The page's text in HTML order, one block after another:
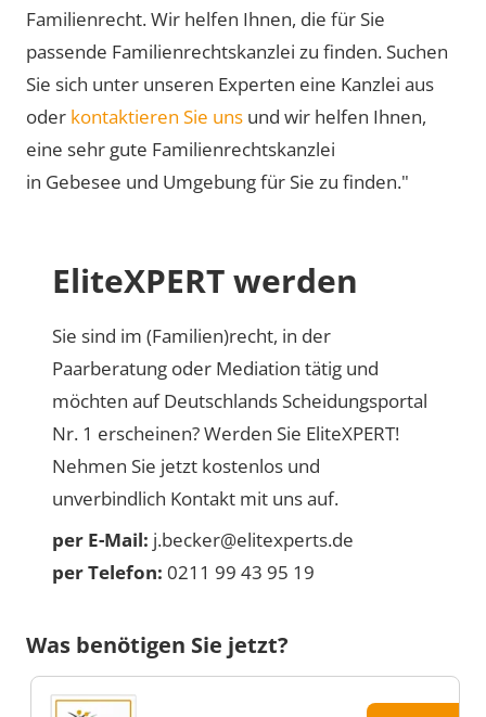
Familienrecht. Wir helfen Ihnen, die für Sie
passende Familienrechtskanzlei zu finden. Suchen
Sie sich unter unseren Experten eine Kanzlei aus
oder kontaktieren Sie uns und wir helfen Ihnen,
eine sehr gute Familienrechtskanzlei
in Gebesee und Umgebung für Sie zu finden."
EliteXPERT werden
Sie sind im (Familien)recht, in der
Paarberatung oder Mediation tätig und
möchten auf Deutschlands Scheidungsportal
Nr. 1 erscheinen? Werden Sie EliteXPERT!
Nehmen Sie jetzt kostenlos und
unverbindlich Kontakt mit uns auf.
per E-Mail: j.becker@elitexperts.de
per Telefon: 0211 99 43 95 19
Was benötigen Sie jetzt?